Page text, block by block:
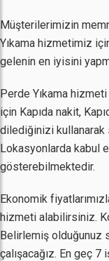
Müşterilerimizin
Yıkama hizmetimiz
gelenin en iyisini
Perde Yıkama
için Kapıda nakit,
dilediğinizi
Lokasyonlarda kabul
gösterebilmektedir.
Ekonomik
hizmeti alabilirsiniz.
Belirlemiş olduğunuz
çalışacağız. En geç